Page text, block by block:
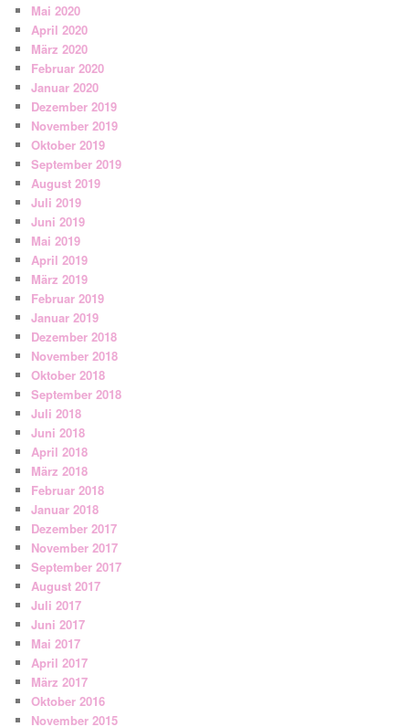
Mai 2020
April 2020
März 2020
Februar 2020
Januar 2020
Dezember 2019
November 2019
Oktober 2019
September 2019
August 2019
Juli 2019
Juni 2019
Mai 2019
April 2019
März 2019
Februar 2019
Januar 2019
Dezember 2018
November 2018
Oktober 2018
September 2018
Juli 2018
Juni 2018
April 2018
März 2018
Februar 2018
Januar 2018
Dezember 2017
November 2017
September 2017
August 2017
Juli 2017
Juni 2017
Mai 2017
April 2017
März 2017
Oktober 2016
November 2015